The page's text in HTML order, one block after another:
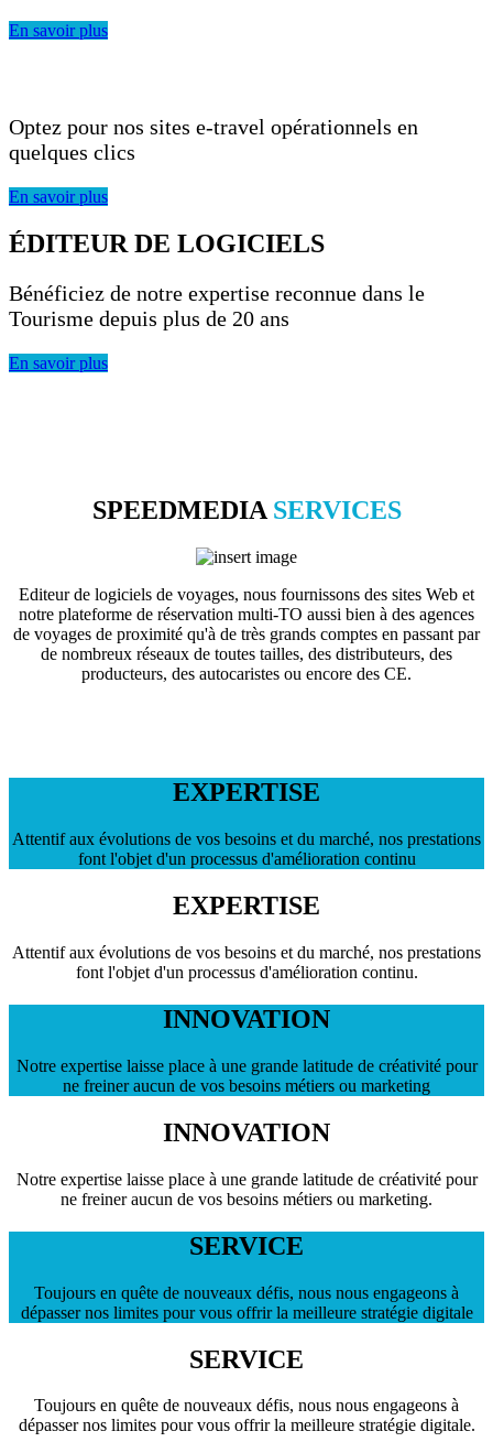
En savoir plus
Optez pour nos sites e-travel opérationnels en
quelques clics
En savoir plus
ÉDITEUR DE LOGICIELS
Bénéficiez de notre expertise reconnue dans le
Tourisme depuis plus de 20 ans
En savoir plus
SPEEDMEDIA SERVICES
Editeur de logiciels de voyages, nous fournissons des sites Web et
notre plateforme de réservation multi-TO aussi bien à des agences
de voyages de proximité qu'à de très grands comptes en passant par
de nombreux réseaux de toutes tailles, des distributeurs, des
producteurs, des autocaristes ou encore des CE.
EXPERTISE
Attentif aux évolutions de vos besoins et du marché, nos prestations
font l'objet d'un processus d'amélioration continu
EXPERTISE
Attentif aux évolutions de vos besoins et du marché, nos prestations
font l'objet d'un processus d'amélioration continu.
INNOVATION
Notre expertise laisse place à une grande latitude de créativité pour
ne freiner aucun de vos besoins métiers ou marketing
INNOVATION
Notre expertise laisse place à une grande latitude de créativité pour
ne freiner aucun de vos besoins métiers ou marketing.
SERVICE
Toujours en quête de nouveaux défis, nous nous engageons à
dépasser nos limites pour vous offrir la meilleure stratégie digitale
SERVICE
Toujours en quête de nouveaux défis, nous nous engageons à
dépasser nos limites pour vous offrir la meilleure stratégie digitale.